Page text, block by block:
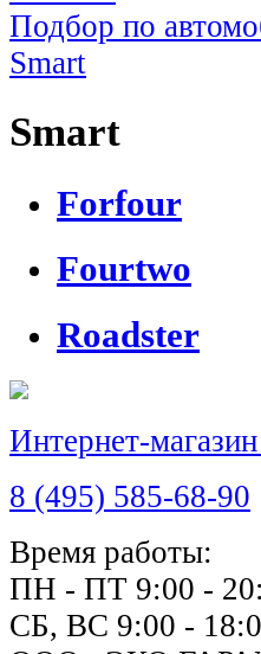
Подбор по
Smart
Smart
Forfour
Fourtwo
Roadster
Интернет-
8 (495) 585-68-90
Время работы:
ПН - ПТ 9:00 -
СБ, ВС 9:00 -